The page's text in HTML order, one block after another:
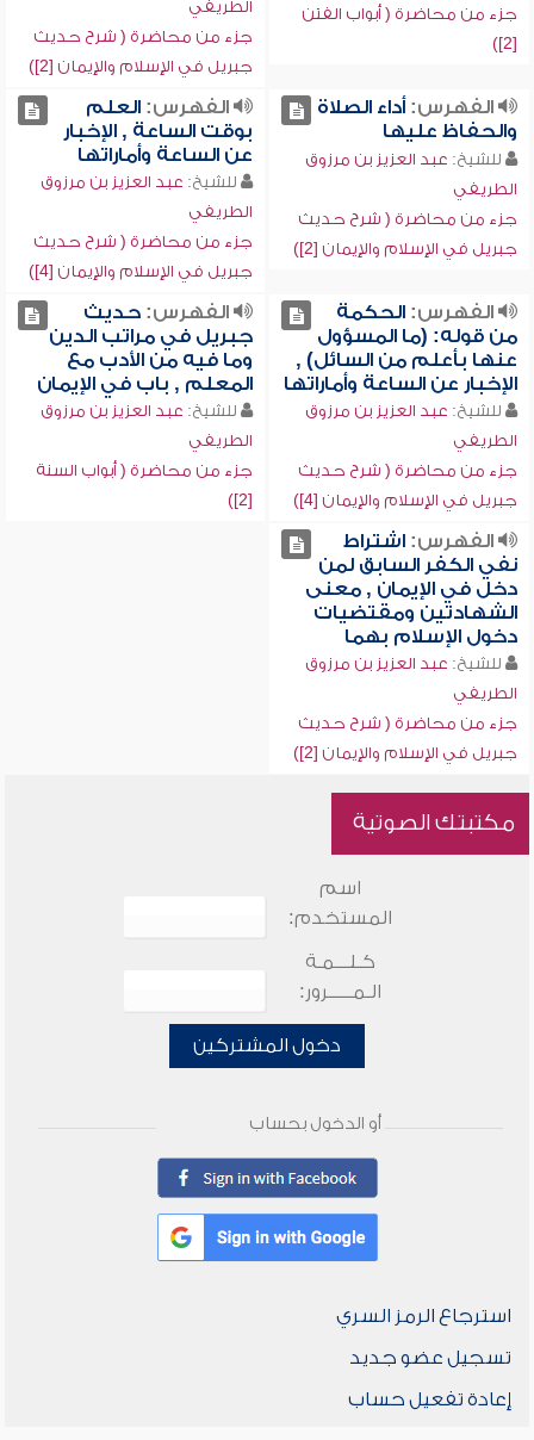
جزء من محاضرة ( أبواب الفتن
[2])
الطريفي
جزء من محاضرة ( شرح حديث
جبريل في الإسلام والإيمان [2])
الفهرس:أداء الصلاة
والحفاظ عليها
للشيخ: عبد العزيز بن مرزوق
الطريفي
جزء من محاضرة ( شرح حديث
جبريل في الإسلام والإيمان [2])
الفهرس:العلم
بوقت الساعة , الإخبار
عن الساعة وأماراتها
للشيخ: عبد العزيز بن مرزوق
الطريفي
جزء من محاضرة ( شرح حديث
جبريل في الإسلام والإيمان [4])
الفهرس:الحكمة
من قوله: (ما المسؤول
عنها بأعلم من السائل) ,
الإخبار عن الساعة وأماراتها
للشيخ: عبد العزيز بن مرزوق
الطريفي
جزء من محاضرة ( شرح حديث
جبريل في الإسلام والإيمان [4])
الفهرس:حديث
جبريل في مراتب الدين
وما فيه من الأدب مع
المعلم , باب في الإيمان
للشيخ: عبد العزيز بن مرزوق
الطريفي
جزء من محاضرة ( أبواب السنة
[2])
الفهرس:اشتراط
نفي الكفر السابق لمن
دخل في الإيمان , معنى
الشهادتين ومقتضيات
دخول الإسلام بهما
للشيخ: عبد العزيز بن مرزوق
الطريفي
جزء من محاضرة ( شرح حديث
جبريل في الإسلام والإيمان [2])
مكتبتك الصوتية
اسم
المستخدم:
كـلـــمـة
الـمـــــرور:
دخول المشتركين
أو الدخول بحساب
استرجاع الرمز السري
تسجيل عضو جديد
إعادة تفعيل حساب